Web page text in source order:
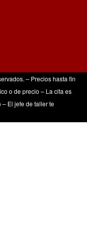
– Precios hasta fin
o de precio – La cita es
El jefe de taller te